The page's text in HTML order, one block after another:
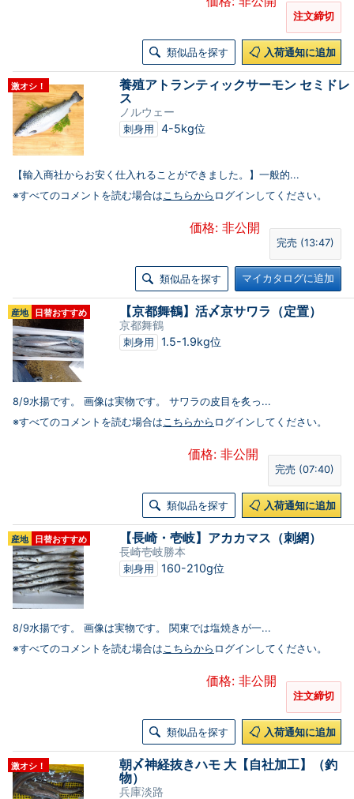
注文締切
類似品を探す 入荷通知に追加
激オシ！
養殖アトランティックサーモン セミドレ
ス
ノルウェー
刺身用 4-5kg位
【輸入商社からお安く仕入れることができました。】一般的...
※すべてのコメントを読む場合はこちらから ログインしてください。
価格: 非公開
完売 (13:47)
類似品を探す マイカタログに追加
産地 日替おすすめ 【京都舞鶴】活〆京サワラ（定置）
京都舞鶴
刺身用 1.5-1.9kg位
8/9水揚です。 画像は実物です。 サワラの皮目を炙っ...
※すべてのコメントを読む場合はこちらから ログインしてください。
価格: 非公開
完売 (07:40)
類似品を探す 入荷通知に追加
産地 日替おすすめ 【長崎・壱岐】アカカマス（刺網）
長崎壱岐勝本
刺身用 160-210g位
8/9水揚です。 画像は実物です。 関東では塩焼きが一...
※すべてのコメントを読む場合はこちらから ログインしてください。
価格: 非公開
注文締切
類似品を探す 入荷通知に追加
激オシ！
朝〆神経抜きハモ 大【自社加工】（釣
物）
兵庫淡路